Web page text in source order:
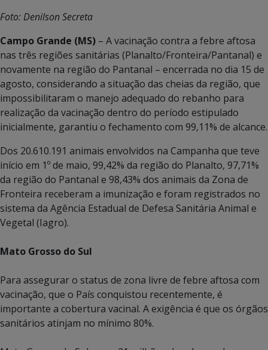
Foto: Denilson Secreta
Campo Grande (MS) – A vacinação contra a febre aftosa
nas três regiões sanitárias (Planalto/Fronteira/Pantanal) e
novamente na região do Pantanal – encerrada no dia 15 de
agosto, considerando a situação das cheias da região, que
impossibilitaram o manejo adequado do rebanho para
realização da vacinação dentro do período estipulado
inicialmente, garantiu o fechamento com 99,11% de alcance.
Dos 20.610.191 animais envolvidos na Campanha que teve
início em 1º de maio, 99,42% da região do Planalto, 97,71%
da região do Pantanal e 98,43% dos animais da Zona de
Fronteira receberam a imunização e foram registrados no
sistema da Agência Estadual de Defesa Sanitária Animal e
Vegetal (Iagro).
Mato Grosso do Sul
Para assegurar o status de zona livre de febre aftosa com
vacinação, que o País conquistou recentemente, é
importante a cobertura vacinal. A exigência é que os órgãos
sanitários atinjam no mínimo 80%.